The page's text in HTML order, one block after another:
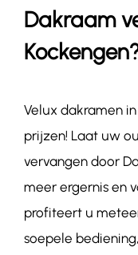
Dakraam
Velux dakramen in
prijzen! Laat uw
vervangen door
meer ergernis en
profiteert u
soepele